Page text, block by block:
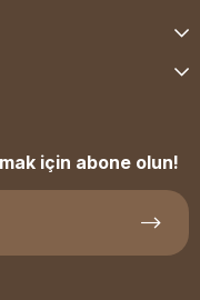
için abone olun!